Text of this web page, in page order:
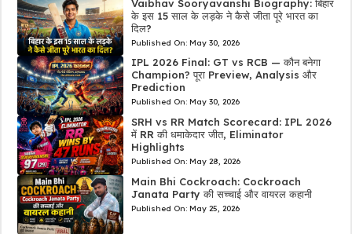
Vaibhav Sooryavanshi Biography: बिहार
के इस 15 साल के लड़के ने कैसे जीता पूरे भारत का
दिल?
Published On: May 30, 2026
IPL 2026 Final: GT vs RCB — कौन बनेगा
Champion? पूरा Preview, Analysis और
Prediction
Published On: May 30, 2026
SRH vs RR Match Scorecard: IPL 2026
में RR की धमाकेदार जीत, Eliminator
Highlights
Published On: May 28, 2026
Main Bhi Cockroach: Cockroach
Janata Party की सच्चाई और वायरल कहानी
Published On: May 25, 2026